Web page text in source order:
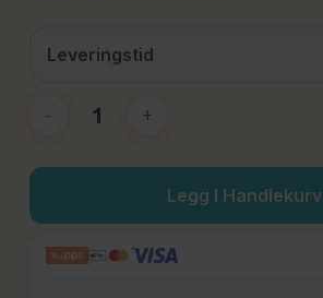
Leveringstid
Legg I Handlekurv